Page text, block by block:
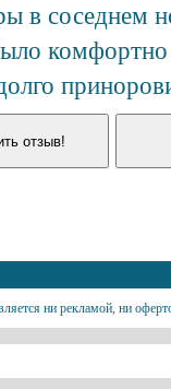
в соседнем
комфортно
ни рекламой, ни